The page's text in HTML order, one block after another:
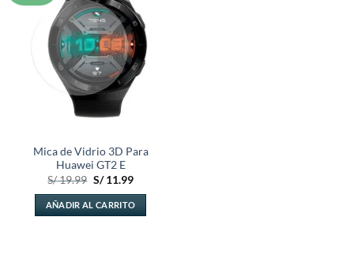
lista de
deseos
Mica de Vidrio 3D Para
Huawei GT2 E
S/19.99 El
original
era:
S/ 19.99.
S/11.99El
actual
es:
S/ 11.99.
AÑADIR AL CARRITO